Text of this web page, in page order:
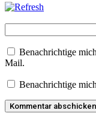
Benachrichtige
Mail.
Benachrichtige